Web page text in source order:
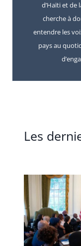
d’Haïti et de
cherche à
entendre les
pays au
Les